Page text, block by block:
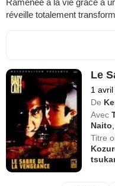
Ramenée à la vie grâce à
réveille totalement
Le
1
De
Avec
Naito
Titre